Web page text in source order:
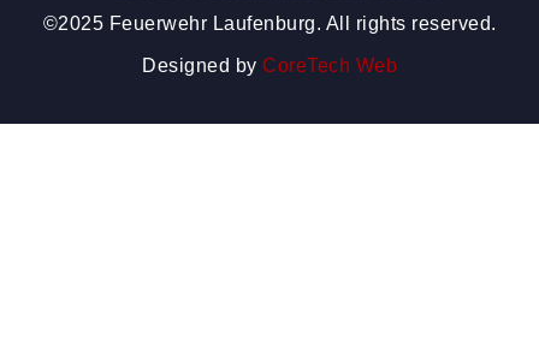
©2025 Feuerwehr Laufenburg. All rights reserved.
Designed by CoreTech Web